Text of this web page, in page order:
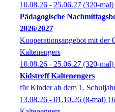
10.08.26 - 25.06.27 (320-mal)
Pädagogische
2026/2027
Kooperationsangebot mit der
Kaltenengers
10.08.26 - 25.06.27 (320-mal)
Kidstreff Kaltenengers
für Kinder ab dem 1.
13.08.26 - 01.10.26 (8-mal)